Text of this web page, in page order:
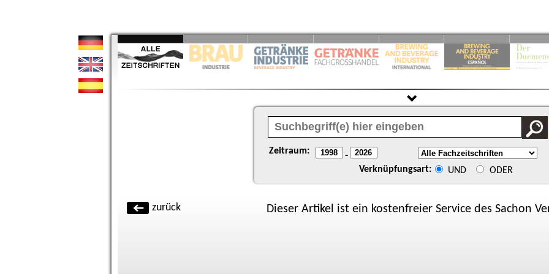
Zeitraum: -
Verknüpfungsart: UND ODER
zurück Dieser Artikel ist ein kostenfreier Service des Sachon